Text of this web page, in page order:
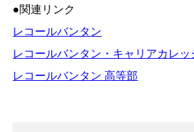
●関連リンク
レコールバンタン
レコールバンタン・キャリアカレッ
レコールバンタン 高等部